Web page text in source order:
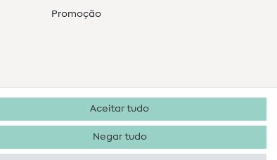
Promoção
Aceitar tudo
Negar tudo